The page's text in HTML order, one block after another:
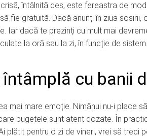
întâlnită des, este fereastra de
fie gratuită. Dacă anunți în ziua
Iar dacă te prezinți cu mult mai
la oră sau la zi, în funcție de sistem.
întâmplă cu banii
mai mare emoție. Nimănui nu-i place
bugetele sunt atent dozate. În
plătit pentru o zi de vineri, vrei să treci